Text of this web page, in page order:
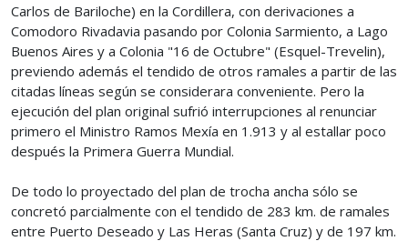
Carlos de Bariloche) en la Cordillera, con derivaciones a
Comodoro Rivadavia pasando por Colonia Sarmiento, a Lago
Buenos Aires y a Colonia "16 de Octubre" (Esquel-Trevelin),
previendo además el tendido de otros ramales a partir de las
citadas líneas según se considerara conveniente. Pero la
ejecución del plan original sufrió interrupciones al renunciar
primero el Ministro Ramos Mexía en 1.913 y al estallar poco
después la Primera Guerra Mundial.
De todo lo proyectado del plan de trocha ancha sólo se
concretó parcialmente con el tendido de 283 km. de ramales
entre Puerto Deseado y Las Heras (Santa Cruz) y de 197 km.